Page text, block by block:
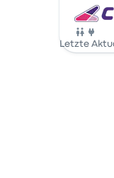
Bus
Letzte